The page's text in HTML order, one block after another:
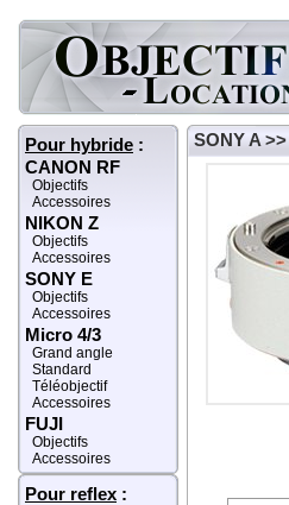
Pour hybride :
CANON RF
Objectifs
Accessoires
NIKON Z
Objectifs
Accessoires
SONY E
Objectifs
Accessoires
Micro 4/3
Grand angle
Standard
Téléobjectif
Accessoires
FUJI
Objectifs
Accessoires
Pour reflex :
SONY A >>